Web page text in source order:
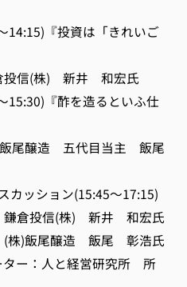
『投資は「きれいご
) 新井 和宏氏
『酢を造るといふ仕
五代目当主 飯尾
ッション(15:45～17:15)
(株) 新井 和宏氏
飯尾 彰浩氏
人と経営研究所 所